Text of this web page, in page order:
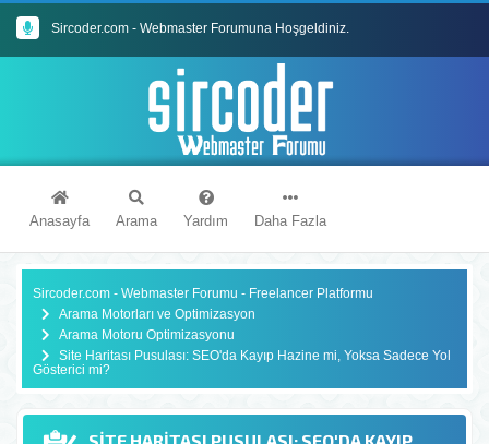
Sircoder.com - Webmaster Forumuna Hoşgeldiniz.
Anasayfa Arama Yardım Daha Fazla
Sircoder.com - Webmaster Forumu - Freelancer Platformu
Arama Motorları ve Optimizasyon
Arama Motoru Optimizasyonu
Site Haritası Pusulası: SEO'da Kayıp Hazine mi, Yoksa Sadece Yol
Gösterici mi?